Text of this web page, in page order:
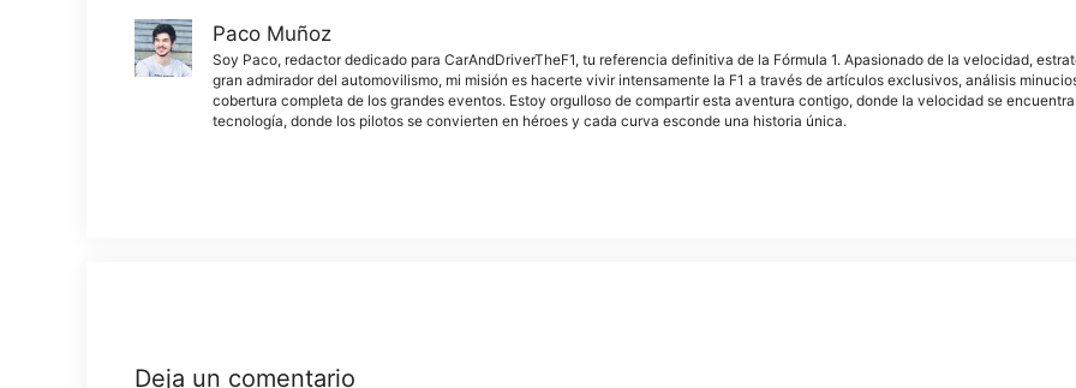
Paco Muñoz
Soy Paco, redactor dedicado para CarAndDriverTheF1, tu referencia definitiva de la Fórmula 1. Apasionado de la velocidad,
gran admirador del automovilismo, mi misión es hacerte vivir intensamente la F1 a través de artículos exclusivos, análisis
cobertura completa de los grandes eventos. Estoy orgulloso de compartir esta aventura contigo, donde la velocidad se
tecnología, donde los pilotos se convierten en héroes y cada curva esconde una historia única.
Deja un comentario